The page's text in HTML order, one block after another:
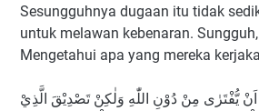
Sesungguhnya dugaan itu tidak
untuk melawan kebenaran.
Mengetahui apa yang mereka
اَنْ يُّفْتَرٰى مِنْ دُوْنِ اللّٰهِ وَلٰكِنْ تَصْدِيْقَ الَّذِيْ